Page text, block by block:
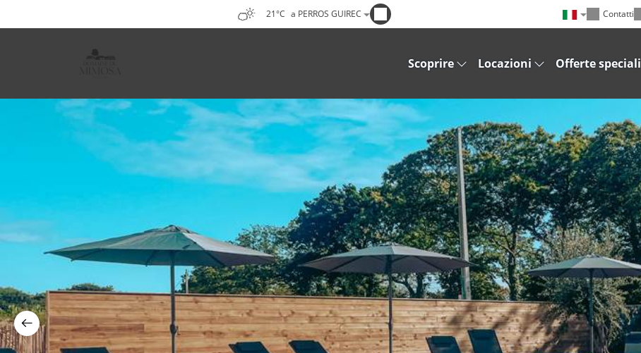
21°C a PERROS GUIREC Contatti
Scoprire Locazioni Offerte speciali